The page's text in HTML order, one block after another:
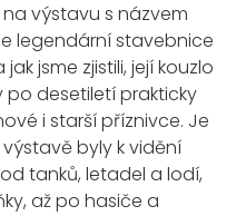
na výstavu s názvem
legendární stavebnice
jsme zjistili, její kouzlo
po desetiletí prakticky
i starší příznivce. Je
byly k vidění
tanků, letadel a lodí,
až po hasiče a